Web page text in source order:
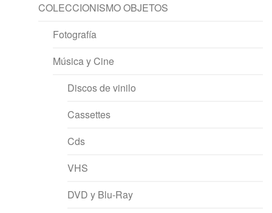
COLECCIONISMO OBJETOS
Fotografía
Música y Cine
Discos de vinilo
Cassettes
Cds
VHS
DVD y Blu-Ray